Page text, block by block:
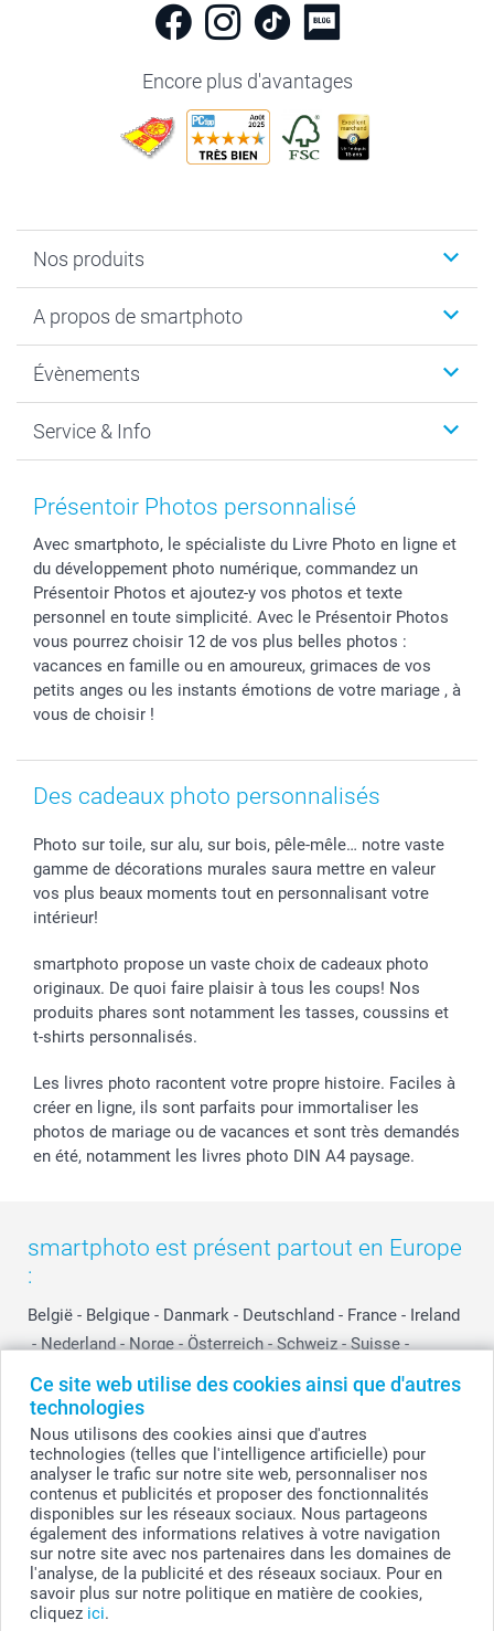
Ce site web utilise des cookies ainsi que d'autres
technologies
Nous utilisons des cookies ainsi que d'autres
technologies (telles que l'intelligence artificielle) pour
analyser le trafic sur notre site web, personnaliser nos
contenus et publicités et proposer des fonctionnalités
disponibles sur les réseaux sociaux. Nous partageons
également des informations relatives à votre navigation
sur notre site avec nos partenaires dans les domaines de
l'analyse, de la publicité et des réseaux sociaux. Pour en
savoir plus sur notre politique en matière de cookies,
cliquez ici.
Encore plus d'avantages
Nos produits
Cadeaux photo
MyNameBook
Développement photo & Tirage photo
Cadres photo & accessoires déco
Calendrier photos & Agendas photo
Stickers & Etiquettes
Chèque Cadeau
A propos de smartphoto
Durabilité
Gestion des cookies
Mentions Légales
Affiliation
Investor Relations
B2B smartbusiness
Droit de rétractation
Évènements
Nouvel An
Fête des Mères
Confirmation ou communion
Mariage
Fête d'anniversaire
Collection naissance
Tous les évènements
Service & Info
Tarifs et frais de livraison
Livraison en 48 heures
Modes de Paiement
Identifiez-vous
Plan du site
Statut de ma commande
smarfriends
smartgarantie
smartbonus
Présentoir Photos personnalisé
Avec smartphoto, le spécialiste du Livre Photo en ligne et
du développement photo numérique, commandez un
Présentoir Photos et ajoutez-y vos photos et texte
personnel en toute simplicité. Avec le Présentoir Photos
vous pourrez choisir 12 de vos plus belles photos :
vacances en famille ou en amoureux, grimaces de vos
petits anges ou les instants émotions de votre mariage , à
vous de choisir !
Des cadeaux photo personnalisés
Photo sur toile, sur alu, sur bois, pêle-mêle… notre vaste
gamme de décorations murales saura mettre en valeur
vos plus beaux moments tout en personnalisant votre
intérieur!
smartphoto propose un vaste choix de cadeaux photo
originaux. De quoi faire plaisir à tous les coups! Nos
produits phares sont notamment les tasses, coussins et
t-shirts personnalisés.
Les livres photo racontent votre propre histoire. Faciles à
créer en ligne, ils sont parfaits pour immortaliser les
photos de mariage ou de vacances et sont très demandés
en été, notamment les livres photo DIN A4 paysage.
smartphoto est présent partout en Europe
:
België - Belgique - Danmark - Deutschland - France - Ireland
- Nederland - Norge - Österreich - Schweiz - Suisse -
Switzerland
Suomi Sverige United Kingdom
Other Countries
© smartphoto group. Tous droits réservés
Tous les prix sont en francs suisses (CHF), TVA incluse et hors frais de port.